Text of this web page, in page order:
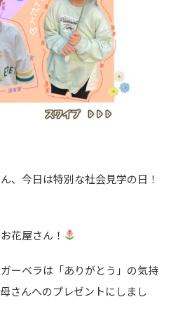
、今日は特別な社会見学の日！
花屋さん！
ーベラは「ありがとう」の気持
さんへのプレゼントにしまし